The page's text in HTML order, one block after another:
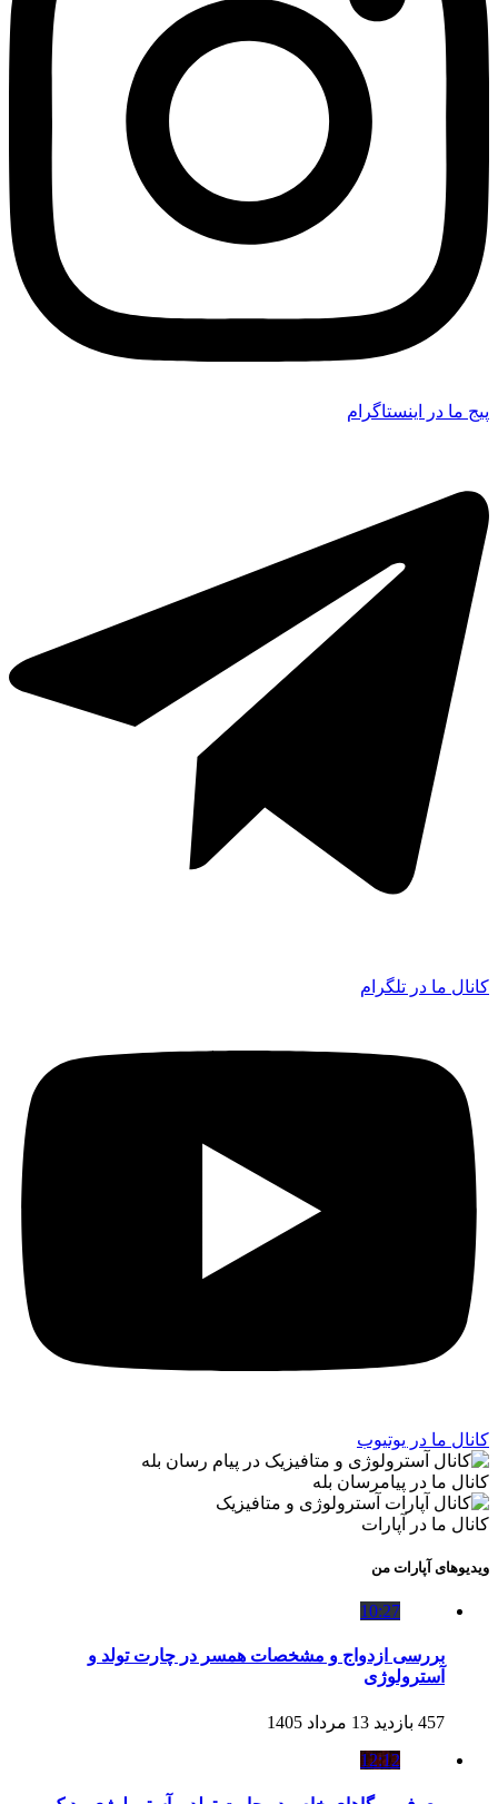
پیج ما در اینستاگرام
کانال ما در تلگرام
کانال ما در یوتیوب
کانال ما در پیامرسان بله
کانال ما در آپارات
ویدیوهای آپارات من
10:27
بررسی ازدواج و مشخصات همسر در چارت تولد و
آسترولوژی
457 بازدید
13 مرداد 1405
12:12